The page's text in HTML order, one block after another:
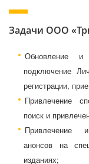
Задачи ООО
Обновление и
подключение
регистрации,
Привлечение
поиск и
Привлечение
анонсов на
изданиях;